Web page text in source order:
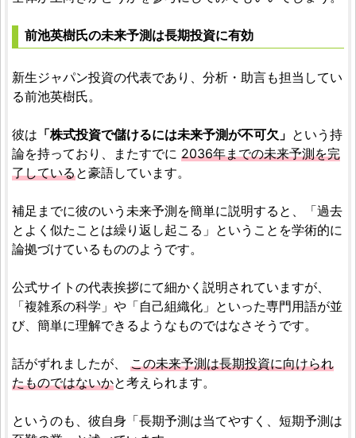
前池英樹氏の未来予測は長期投資に有効
新生ジャパン投資の代表であり、分析・助言も担当してい
る前池英樹氏。
彼は 「株式投資で儲けるには未来予測が不可欠」 という持
論を持っており、またすでに 2036年までの未来予測を完
了していると豪語しています。
補足までに彼のいう未来予測を簡単に説明すると、「過去
とよく似たことは繰り返し起こる」ということを学術的に
論拠づけているもののようです。
公式サイトの代表挨拶にて細かく説明されていますが、
「複雑系の科学」や「自己組織化」といった専門用語が並
び、簡単に理解できるようなものではなさそうです。
話がずれましたが、 この未来予測は長期投資に向けられ
たものではないかと考えられます。
というのも、彼自身「長期予測は当てやすく、短期予測は